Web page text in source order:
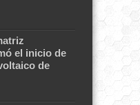
el inicio de
de